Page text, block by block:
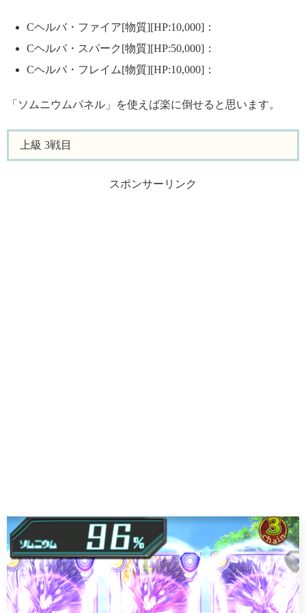
Cヘルバ・ファイア[物質][HP:10,000]：
Cヘルバ・スパーク[物質][HP:50,000]：
Cヘルバ・フレイム[物質][HP:10,000]：
「ソムニウムパネル」を使えば楽に倒せると思います。
上級 3戦目
スポンサーリンク